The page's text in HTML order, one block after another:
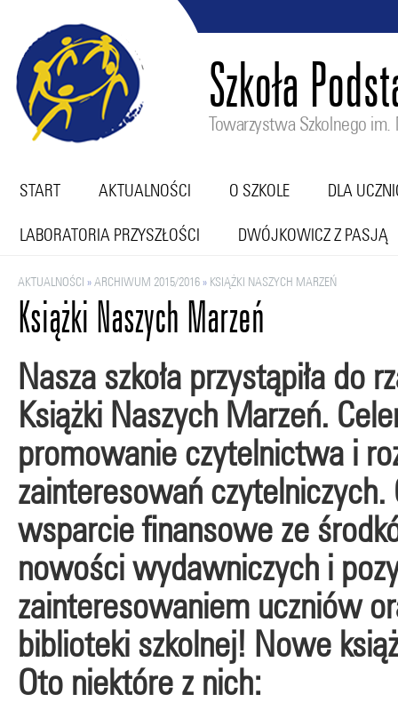
Szkoła
Towarzystwa Szkolnego im.
START AKTUALNOŚCI O SZKOLE DLA
LABORATORIA PRZYSZŁOŚCI DWÓJKOWICZ Z PASJĄ
Książki Naszych Marzeń
AKTUALNOŚCI »ARCHIWUM 2015/2016» KSIĄŻKI NASZYCH MARZEŃ
Nasza szkoła przystąpiła do
Książki Naszych Marzeń.
promowanie czytelnictwa i
zainteresowań czytelniczych.
wsparcie finansowe ze
nowości wydawniczych i
zainteresowaniem uczniów
biblioteki szkolnej! Nowe
Oto niektóre z nich: